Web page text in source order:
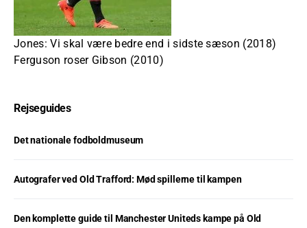
Jones: Vi skal være bedre end i sidste sæson (2018)
Ferguson roser Gibson (2010)
Rejseguides
Det nationale fodboldmuseum
Autografer ved Old Trafford: Mød spillerne til kampen
Den komplette guide til Manchester Uniteds kampe på Old